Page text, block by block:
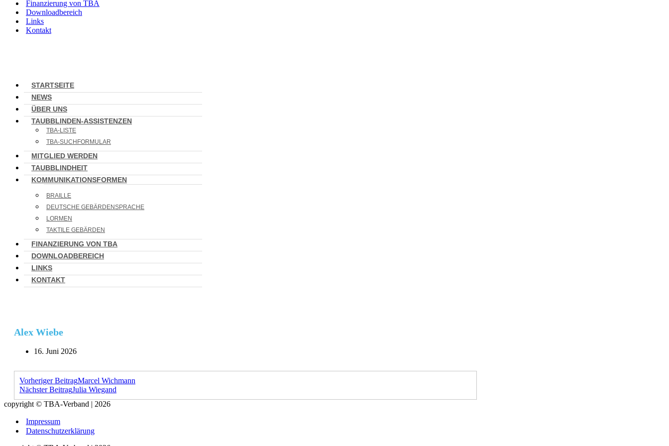
Finanzierung von TBA
Downloadbereich
Links
Kontakt
STARTSEITE
NEWS
ÜBER UNS
TAUBBLINDEN-ASSISTENZEN
TBA-LISTE
TBA-SUCHFORMULAR
MITGLIED WERDEN
TAUBBLINDHEIT
KOMMUNIKATIONSFORMEN
BRAILLE
DEUTSCHE GEBÄRDENSPRACHE
LORMEN
TAKTILE GEBÄRDEN
FINANZIERUNG VON TBA
DOWNLOADBEREICH
LINKS
KONTAKT
Alex Wiebe
16. Juni 2026
Vorheriger BeitragMarcel Wichmann
Nächster BeitragJulia Wiegand
copyright © TBA-Verband | 2026
Impressum
Datenschutzerklärung